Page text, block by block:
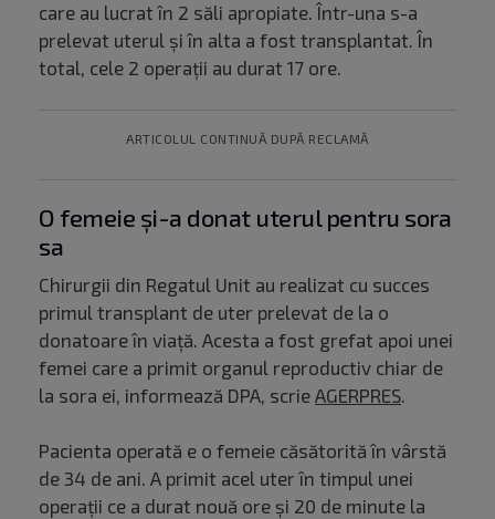
care au lucrat în 2 săli apropiate. Într-una s-a
prelevat uterul și în alta a fost transplantat. În
total, cele 2 operații au durat 17 ore.
ARTICOLUL CONTINUĂ DUPĂ RECLAMĂ
O femeie și-a donat uterul pentru sora
sa
Chirurgii din Regatul Unit au realizat cu succes
primul transplant de uter prelevat de la o
donatoare în viaţă. Acesta a fost grefat apoi unei
femei care a primit organul reproductiv chiar de
la sora ei, informează DPA, scrie AGERPRES.
Pacienta operată e o femeie căsătorită în vârstă
de 34 de ani. A primit acel uter în timpul unei
operaţii ce a durat nouă ore şi 20 de minute la